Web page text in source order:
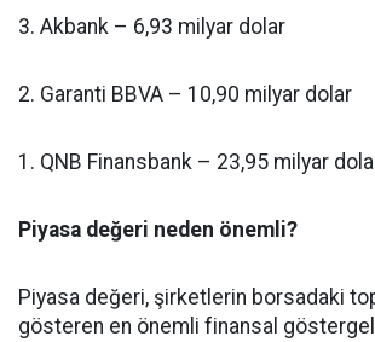
3. Akbank – 6,93 milyar dolar
2. Garanti BBVA – 10,90 milyar dolar
1. QNB Finansbank – 23,95 milyar
Piyasa değeri neden önemli?
Piyasa değeri, şirketlerin borsadaki
gösteren en önemli finansal